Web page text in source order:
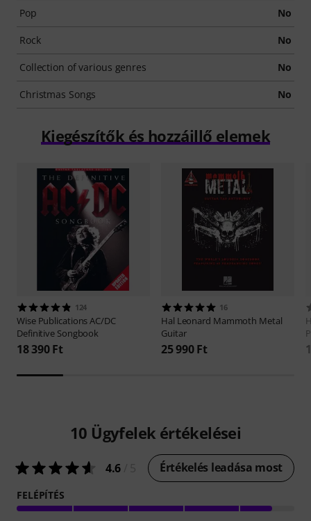
Pop No
Rock No
Collection of various genres No
Christmas Songs No
Kiegészítők és hozzáillő elemek
124
Wise PublicationsAC/DC
Definitive Songbook
18 390 Ft
16
Hal Leonard Mammoth Metal
Guitar
25 990 Ft
10 Ügyfelek értékelései
4.6 Értékelés leadása most
FELÉPÍTÉS